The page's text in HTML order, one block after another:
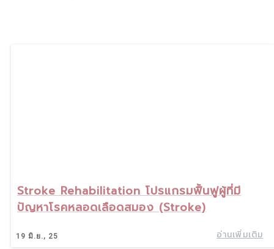
Stroke Rehabilitation โปรแกรมฟื้นฟูผู้ที่มี
ปัญหาโรคหลอดเลือดสมอง (Stroke)
19 มิ.ย., 25 อ่านเพิ่มเติม